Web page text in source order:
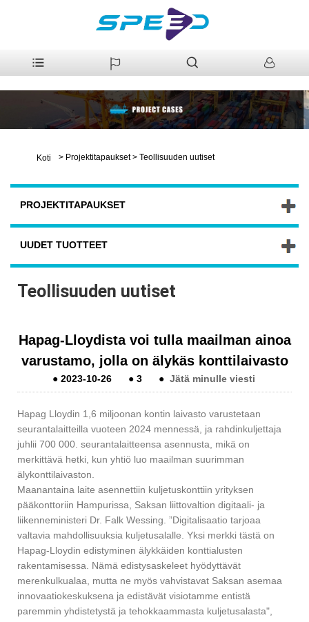
Koti > Projektitapaukset > Teollisuuden uutiset
PROJEKTITAPAUKSET
UUDET TUOTTEET
Teollisuuden uutiset
Hapag-Lloydista voi tulla maailman ainoa
varustamo, jolla on älykäs konttilaivasto
●2023-10-26 ●3 ● Jätä minulle viesti
Hapag Lloydin 1,6 miljoonan kontin laivasto varustetaan
seurantalaitteilla vuoteen 2024 mennessä, ja rahdinkuljettaja
juhlii 700 000. seurantalaitteensa asennusta, mikä on
merkittävä hetki, kun yhtiö luo maailman suurimman
älykonttilaivaston.
Maanantaina laite asennettiin kuljetuskonttiin yrityksen
pääkonttoriin Hampurissa, Saksan liittovaltion digitaali- ja
liikenneministeri Dr. Falk Wessing. ”Digitalisaatio tarjoaa
valtavia mahdollisuuksia kuljetusalalle. Yksi merkki tästä on
Hapag-Lloydin edistyminen älykkäiden konttialusten
rakentamisessa. Nämä edistysaskeleet hyödyttävät
merenkulkualaa, mutta ne myös vahvistavat Saksan asemaa
innovaatiokeskuksena ja edistävät visiotamme entistä
paremmin yhdistetystä ja tehokkaammasta kuljetusalasta",